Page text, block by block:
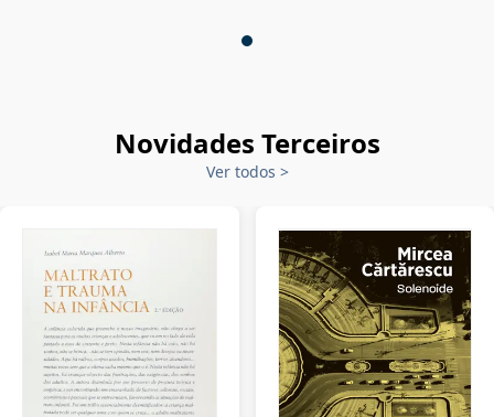
Novidades Terceiros
Ver todos >